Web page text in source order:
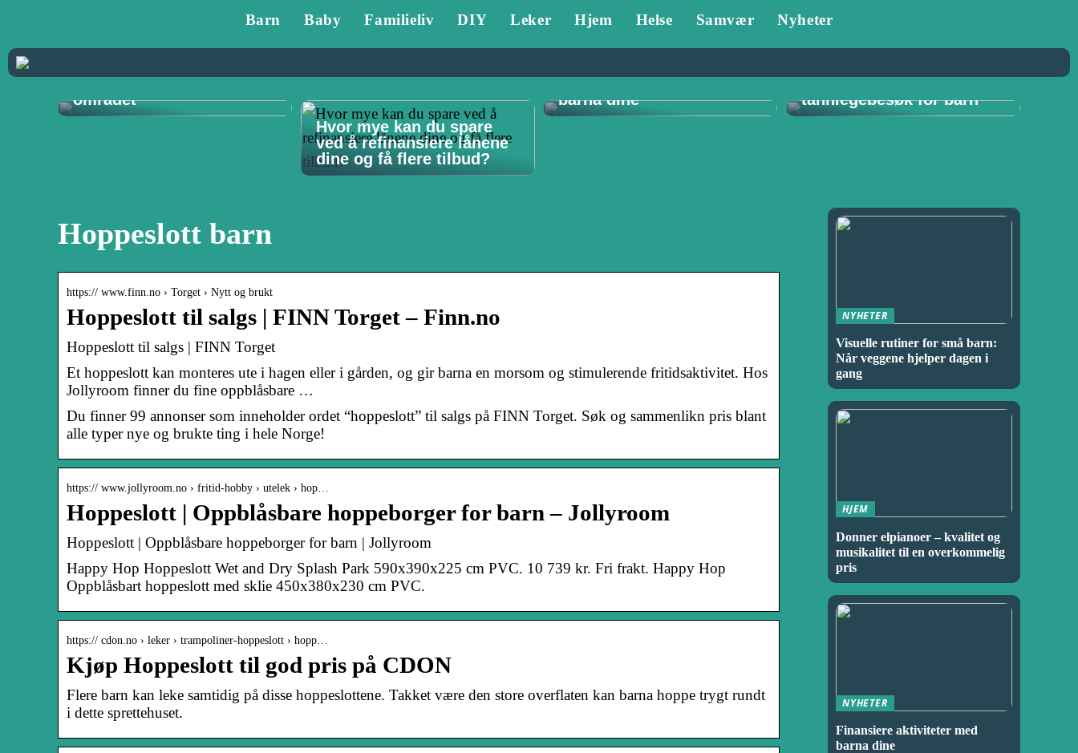
Barn Baby Familieliv DIY Leker Hjem Helse Samvær Nyheter
Tannlege på Vøyenenga:
området
Hvor mye kan du spare
ved å refinansiere lånene
dine og få flere tilbud?
barna dine
Tannlege i Porsgrunn:
tannlegebesøk for barn
Hoppeslott barn
https:// www.finn.no › Torget › Nytt og brukt
Hoppeslott til salgs | FINN Torget – Finn.no
Hoppeslott til salgs | FINN Torget
Et hoppeslott kan monteres ute i hagen eller i gården, og gir barna en morsom og stimulerende fritidsaktivitet. Hos
Jollyroom finner du fine oppblåsbare …
Du finner 99 annonser som inneholder ordet “hoppeslott” til salgs på FINN Torget. Søk og sammenlikn pris blant
alle typer nye og brukte ting i hele Norge!
https:// www.jollyroom.no › fritid-hobby › utelek › hop…
Hoppeslott | Oppblåsbare hoppeborger for barn – Jollyroom
Hoppeslott | Oppblåsbare hoppeborger for barn | Jollyroom
Happy Hop Hoppeslott Wet and Dry Splash Park 590x390x225 cm PVC. 10 739 kr. Fri frakt. Happy Hop
Oppblåsbart hoppeslott med sklie 450x380x230 cm PVC.
https:// cdon.no › leker › trampoliner-hoppeslott › hopp…
Kjøp Hoppeslott til god pris på CDON
Flere barn kan leke samtidig på disse hoppeslottene. Takket være den store overflaten kan barna hoppe trygt rundt
i dette sprettehuset.
NYHETER
Visuelle rutiner for små barn:
Når veggene hjelper dagen i
gang
HJEM
Donner elpianoer – kvalitet og
musikalitet til en overkommelig
pris
NYHETER
Finansiere aktiviteter med
barna dine